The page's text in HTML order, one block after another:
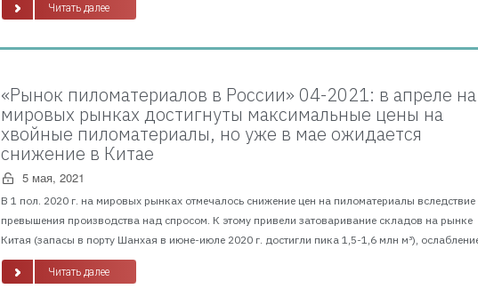
Читать далее
«Рынок пиломатериалов в России» 04-2021: в апреле на
мировых рынках достигнуты максимальные цены на
хвойные пиломатериалы, но уже в мае ожидается
снижение в Китае
5 мая, 2021
В 1 пол. 2020 г. на мировых рынках отмечалось снижение цен на пиломатериалы вследствие
превышения производства над спросом. К этому привели затоваривание складов на рынке
Китая (запасы в порту Шанхая в июне-июле 2020 г. достигли пика 1,5-1,6 млн м³),
Читать далее